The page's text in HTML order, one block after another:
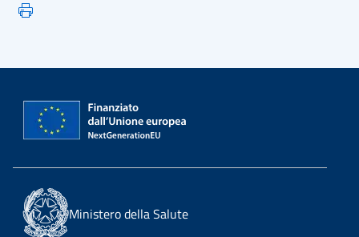
Ministero della Salute